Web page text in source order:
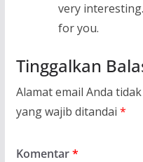
very
for you.
Tinggalkan
Alamat email Anda
yang wajib ditandai *
Komentar*